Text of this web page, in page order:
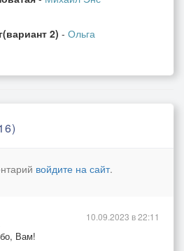
и я люблю,
2) - Ольга
войдите на сайт.
Вам!
10.09.2023 в 22:11